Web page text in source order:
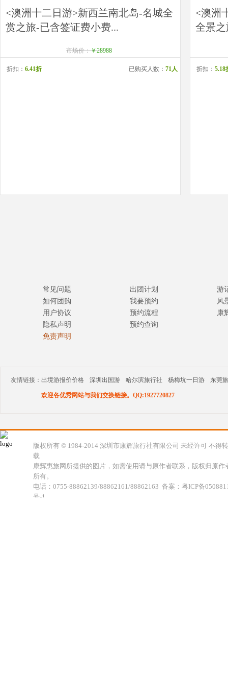
<澳洲十二日游>新西兰南北岛-名城全
赏之旅-已含签证费小费...
市场价：￥28988
折扣： 6.41折 已购买人数： 71人
<澳洲
全景
折扣： 5.18
常见问题
如何团购
用户协议
隐私声明
免责声明
出团计划
我要预约
预约流程
预约查询
游
风
康
友情链接： 出境游报价价格 深圳出国游 哈尔滨旅行社 杨梅坑一日游 东莞
欢迎各优秀网站与我们交换链接。QQ:1927720827
版权所有 © 1984-2014 深圳市康辉旅行社有限公司 未经许可 不得转
载
康辉惠旅网所提供的图片，如需使用请与原作者联系，版权归原作
所有。
电话：0755-88862139/88862161/88862163 备案：粤ICP备
号-1